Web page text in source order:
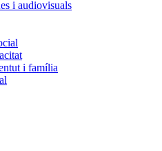
i audiovisuals
i família